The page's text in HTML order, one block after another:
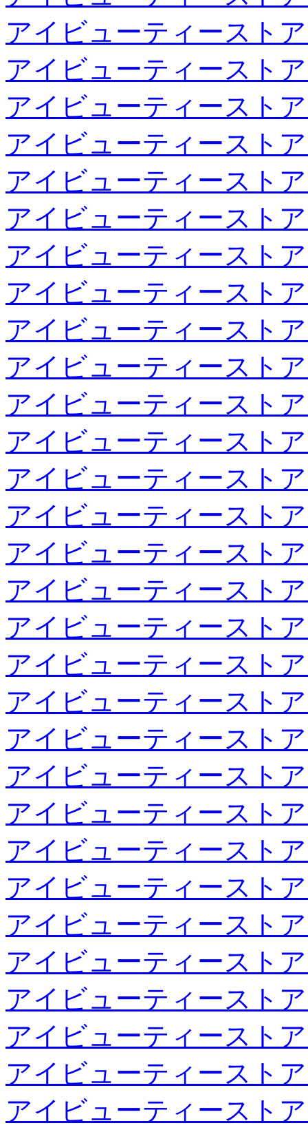
アイビューティースト
アイビューティースト
アイビューティースト
アイビューティースト
アイビューティースト
アイビューティースト
アイビューティースト
アイビューティースト
アイビューティースト
アイビューティースト
アイビューティースト
アイビューティースト
アイビューティースト
アイビューティースト
アイビューティースト
アイビューティースト
アイビューティースト
アイビューティースト
アイビューティースト
アイビューティースト
アイビューティースト
アイビューティースト
アイビューティースト
アイビューティースト
アイビューティースト
アイビューティースト
アイビューティースト
アイビューティースト
アイビューティースト
アイビューティースト